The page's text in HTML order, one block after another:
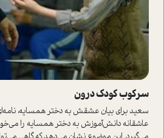
سرکوب کودک درون
سعيد براي بيان عشقش به دختر همسايه،
عاشقانه دانش‌آموزش به دختر همسايه را